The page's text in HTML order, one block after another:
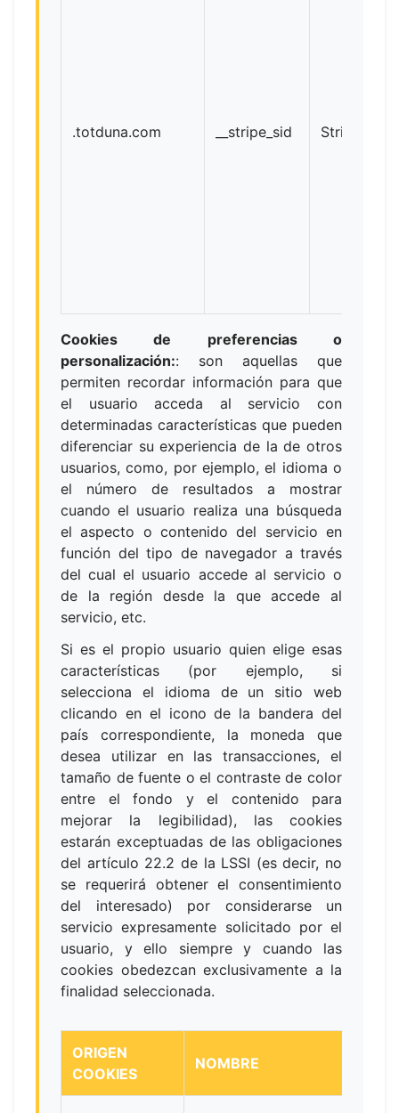
.totduna.com __stripe_sid Stripe
Cookies de preferencias o
personalización:: son aquellas que
permiten recordar información para que
el usuario acceda al servicio con
determinadas características que pueden
diferenciar su experiencia de la de otros
usuarios, como, por ejemplo, el idioma o
el número de resultados a mostrar
cuando el usuario realiza una búsqueda
el aspecto o contenido del servicio en
función del tipo de navegador a través
del cual el usuario accede al servicio o
de la región desde la que accede al
servicio, etc.
Si es el propio usuario quien elige esas
características (por ejemplo, si
selecciona el idioma de un sitio web
clicando en el icono de la bandera del
país correspondiente, la moneda que
desea utilizar en las transacciones, el
tamaño de fuente o el contraste de color
entre el fondo y el contenido para
mejorar la legibilidad), las cookies
estarán exceptuadas de las obligaciones
del artículo 22.2 de la LSSI (es decir, no
se requerirá obtener el consentimiento
del interesado) por considerarse un
servicio expresamente solicitado por el
usuario, y ello siempre y cuando las
cookies obedezcan exclusivamente a la
finalidad seleccionada.
ORIGEN
COOKIES
NOMBRE